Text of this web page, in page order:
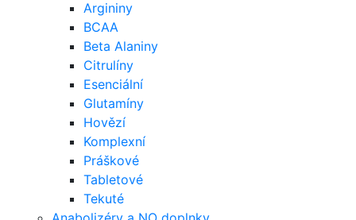
Argininy
BCAA
Beta Alaniny
Citrulíny
Esenciální
Glutamíny
Hovězí
Komplexní
Práškové
Tabletové
Tekuté